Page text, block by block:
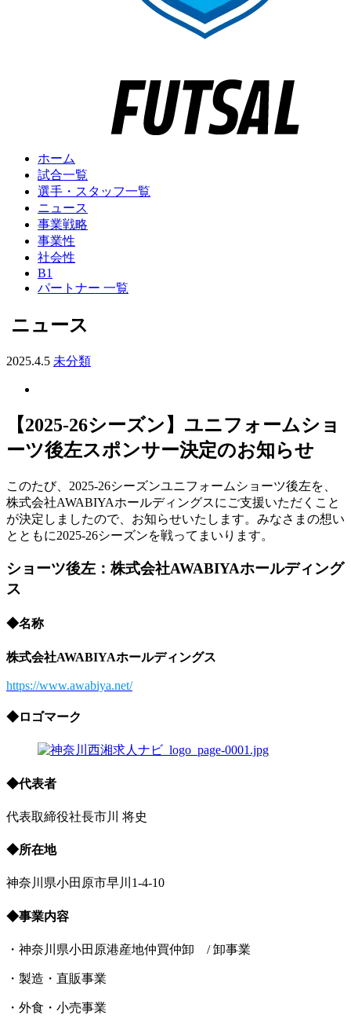
ホーム
試合一覧
選手・スタッフ一覧
ニュース
事業戦略
事業性
社会性
B1
パートナー 一覧
ニュース
2025.4.5 未分類
【2025-26シーズン】ユニフォームショ
ーツ後左スポンサー決定のお知らせ
このたび、2025-26シーズンユニフォームショーツ後左を、
株式会社AWABIYAホールディングスにご支援いただくこと
が決定しましたので、お知らせいたします。みなさまの想い
とともに2025-26シーズンを戦ってまいります。
ショーツ後左：株式会社AWABIYAホールディング
ス
◆名称
株式会社AWABIYAホールディングス
https://www.awabiya.net/
◆ロゴマーク
◆代表者
​代表取締役社長​市川 将史
◆所在地
神奈川県小田原市早川1-4-10
◆事業内容
​・神奈川県小田原港産地仲買仲卸 / 卸事業
・製造・直販事業
・外食・小売事業